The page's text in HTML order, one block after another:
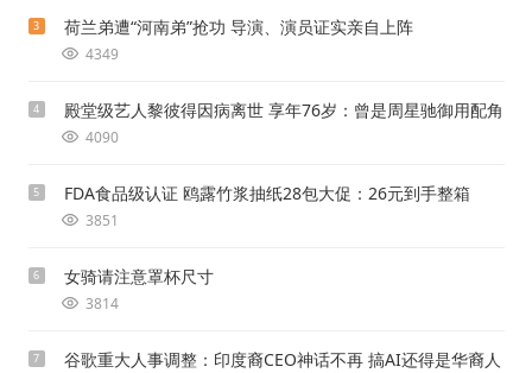
3 荷兰弟遭“河南弟”抢功 导演、演员证实亲自上阵
4349
4 殿堂级艺人黎彼得因病离世 享年76岁：曾是周星驰御用配角
4090
5 FDA食品级认证 鸥露竹浆抽纸28包大促：26元到手整箱
3851
6 女骑请注意罩杯尺寸
3814
7
谷歌重大人事调整：印度裔CEO神话不再 搞AI还得是华裔人